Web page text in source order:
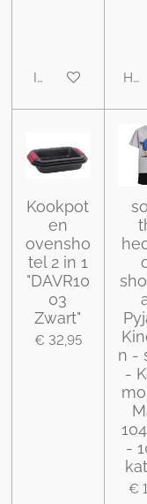
In winkelwagen
Kookpot
en
ovensho
tel 2 in 1
"DAVR10
03
Zwart"
€ 32,95
n -
-
-
€